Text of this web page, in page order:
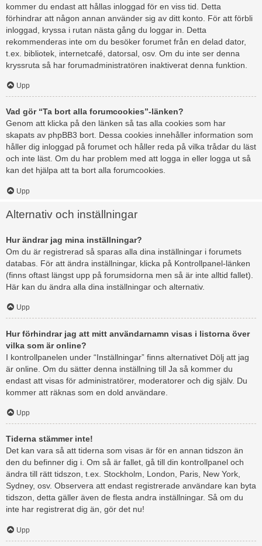
kommer du endast att hållas inloggad för en viss tid. Detta
förhindrar att någon annan använder sig av ditt konto. För att förbli
inloggad, kryssa i rutan nästa gång du loggar in. Detta
rekommenderas inte om du besöker forumet från en delad dator,
t.ex. bibliotek, internetcafé, datorsal, osv. Om du inte ser denna
kryssruta så har forumadministratören inaktiverat denna funktion.
Upp
Vad gör “Ta bort alla forumcookies”-länken?
Genom att klicka på den länken så tas alla cookies som har
skapats av phpBB3 bort. Dessa cookies innehåller information som
håller dig inloggad på forumet och håller reda på vilka trådar du läst
och inte läst. Om du har problem med att logga in eller logga ut så
kan det hjälpa att ta bort alla forumcookies.
Upp
Alternativ och inställningar
Hur ändrar jag mina inställningar?
Om du är registrerad så sparas alla dina inställningar i forumets
databas. För att ändra inställningar, klicka på Kontrollpanel-länken
(finns oftast längst upp på forumsidorna men så är inte alltid fallet).
Här kan du ändra alla dina inställningar och alternativ.
Upp
Hur förhindrar jag att mitt användarnamn visas i listorna över
vilka som är online?
I kontrollpanelen under “Inställningar” finns alternativet Dölj att jag
är online. Om du sätter denna inställning till Ja så kommer du
endast att visas för administratörer, moderatorer och dig själv. Du
kommer att räknas som en dold användare.
Upp
Tiderna stämmer inte!
Det kan vara så att tiderna som visas är för en annan tidszon än
den du befinner dig i. Om så är fallet, gå till din kontrollpanel och
ändra till rätt tidszon, t.ex. Stockholm, London, Paris, New York,
Sydney, osv. Observera att endast registrerade användare kan byta
tidszon, detta gäller även de flesta andra inställningar. Så om du
inte har registrerat dig än, gör det nu!
Upp